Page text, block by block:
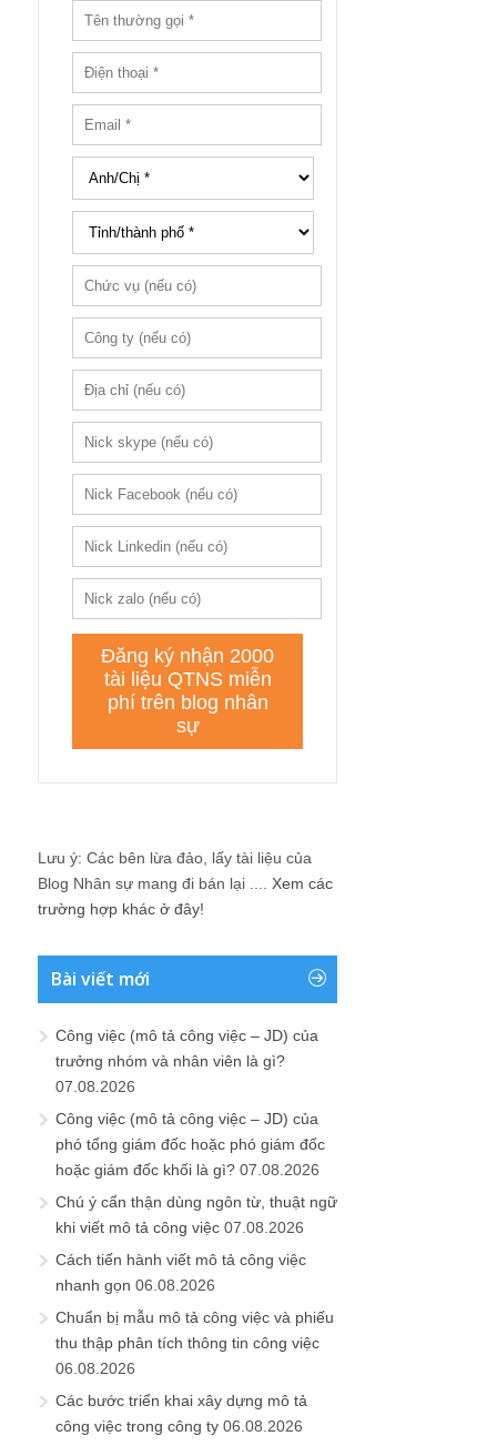
Lưu ý: Các bên lừa đảo, lấy tài liệu của
Blog Nhân sự mang đi bán lại .... Xem các
trường hợp khác ở đây!
Bài viết mới
Công việc (mô tả công việc – JD) của
trưởng nhóm và nhân viên là gì?
07.08.2026
Công việc (mô tả công việc – JD) của
phó tổng giám đốc hoặc phó giám đốc
hoặc giám đốc khối là gì? 07.08.2026
Chú ý cẩn thận dùng ngôn từ, thuật ngữ
khi viết mô tả công việc 07.08.2026
Cách tiến hành viết mô tả công việc
nhanh gọn 06.08.2026
Chuẩn bị mẫu mô tả công việc và phiếu
thu thập phân tích thông tin công việc
06.08.2026
Các bước triển khai xây dựng mô tả
công việc trong công ty 06.08.2026